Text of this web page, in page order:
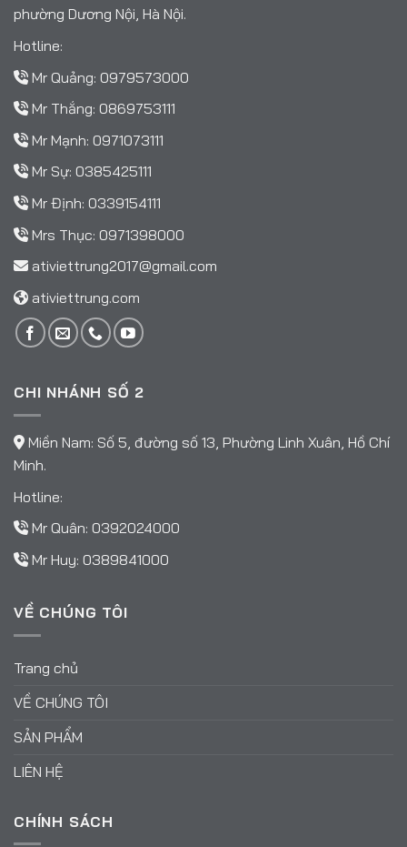
phường Dương Nội, Hà Nội.
Hotline:
Mr Quảng: 0979573000
Mr Thắng: 0869753111
Mr Mạnh: 0971073111
Mr Sự: 0385425111
Mr Định: 0339154111
Mrs Thục: 0971398000
ativiettrung2017@gmail.com
ativiettrung.com
CHI NHÁNH SỐ 2
Miền Nam: Số 5, đường số 13, Phường Linh Xuân, Hồ Chí
Minh.
Hotline:
Mr Quân: 0392024000
Mr Huy: 0389841000
VỀ CHÚNG TÔI
Trang chủ
VỀ CHÚNG TÔI
SẢN PHẨM
LIÊN HỆ
CHÍNH SÁCH